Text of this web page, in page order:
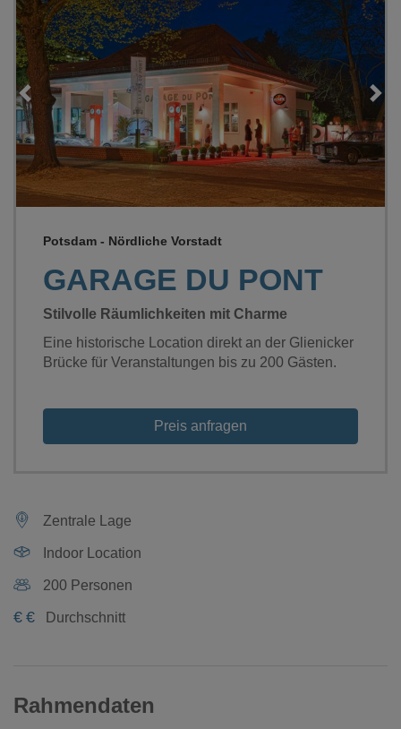
Loading...
GARAGE DU PONT
Potsdam - Nördliche Vorstadt
Stilvolle Räumlichkeiten mit Charme
Eine historische Location direkt an der Glienicker
Brücke für Veranstaltungen bis zu 200 Gästen.
Preis anfragen
Zentrale Lage
Indoor Location
200 Personen
€ € Durchschnitt
Rahmendaten